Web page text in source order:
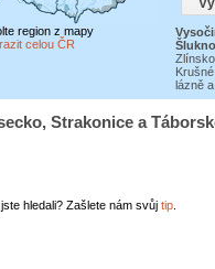
region z mapy
celou ČR
lázně
Strakonice a
hledali? Zašlete nám svůj tip.